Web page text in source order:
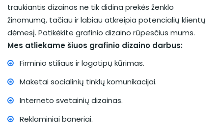
traukiantis dizainas ne tik didina prekės ženklo
žinomumą, tačiau ir labiau atkreipia potencialių klientų
dėmesį. Patikėkite grafinio dizaino rūpesčius mums.
Mes atliekame šiuos grafinio dizaino darbus:
Firminio stiliaus ir logotipų kūrimas.
Maketai socialinių tinklų komunikacijai.
Interneto svetainių dizainas.
Reklaminiai baneriai.